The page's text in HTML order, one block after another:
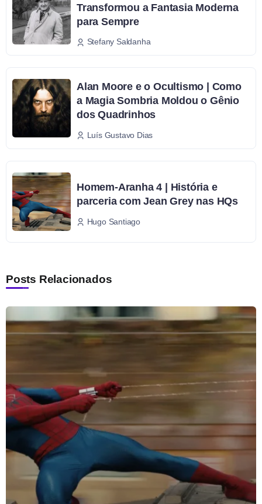
Transformou a Fantasia Moderna
para Sempre
Stefany Saldanha
Alan Moore e o Ocultismo | Como
a Magia Sombria Moldou o Gênio
dos Quadrinhos
Luís Gustavo Dias
Homem-Aranha 4 | História e
parceria com Jean Grey nas HQs
Hugo Santiago
Posts Relacionados